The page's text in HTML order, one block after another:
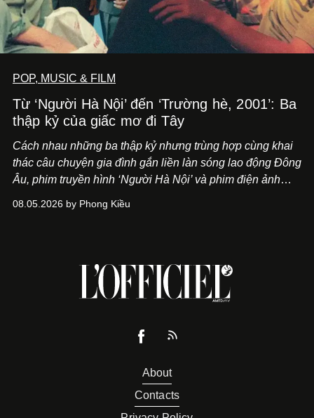
POP, MUSIC & FILM
Từ ‘Người Hà Nội’ đến ‘Trường hè, 2001’: Ba
thập kỷ của giấc mơ đi Tây
Cách nhau những ba thập kỷ nhưng trùng hợp cùng khai
thác câu chuyện gia đình gắn liền làn sóng lao động Đông
Âu, phim truyền hình ‘Người Hà Nội’ và phim điện ảnh
chọn một thuở thịnh hành.
08.05.2026 by Phong Kiều
About
Contacts